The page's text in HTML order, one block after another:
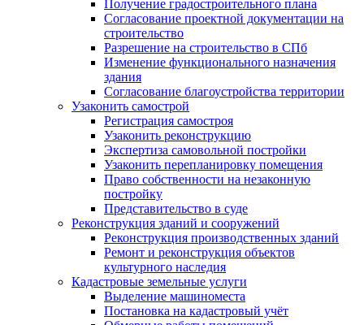
Получение градостроительного плана
Согласование проектной документации на
строительство
Разрешение на строительство в СПб
Изменение функционального назначения
здания
Согласование благоустройства территории
Узаконить самострой
Регистрация самостроя
Узаконить реконструкцию
Экспертиза самовольной постройки
Узаконить перепланировку помещения
Право собственности на незаконную
постройку
Представительство в суде
Реконструкция зданий и сооружений
Реконструкция производственных зданий
Ремонт и реконструкция объектов
культурного наследия
Кадастровые земельные услуги
Выделение машиноместа
Постановка на кадастровый учёт